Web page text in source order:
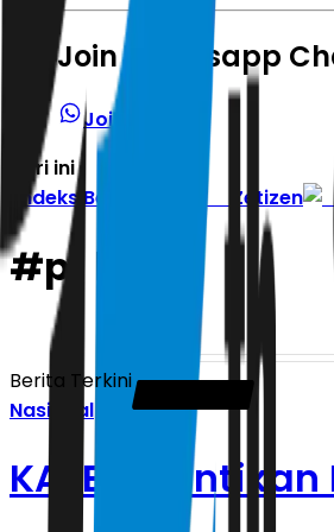
Join Whatsapp
Join Channel
Hari ini
Indeks Berita Zetizen
#pt kai
Berita Terkini
Nasional
KAI